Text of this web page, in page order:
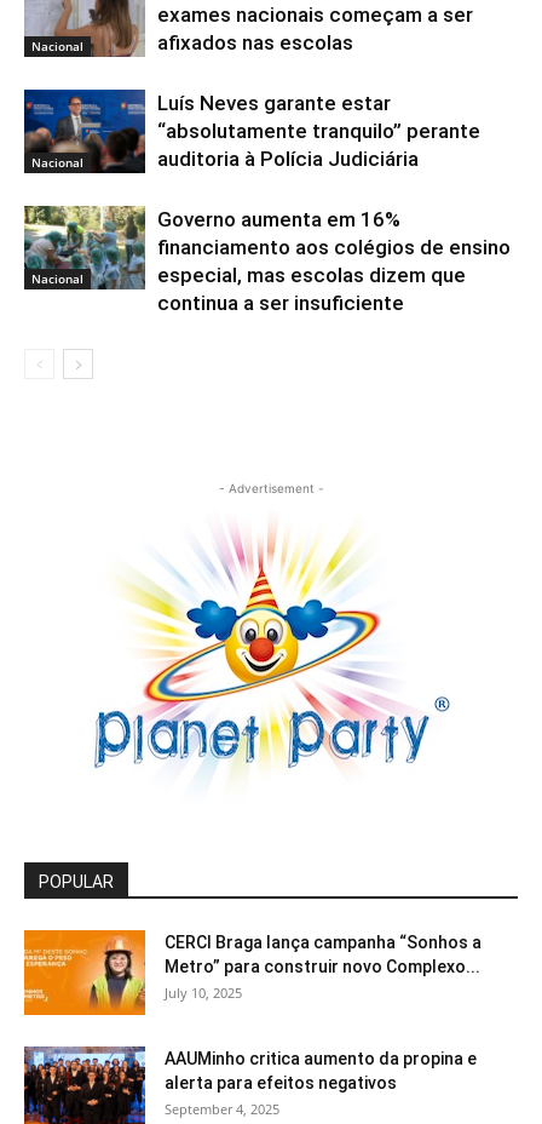
Nacional
exames nacionais começam a ser
afixados nas escolas
Nacional
Luís Neves garante estar
“absolutamente tranquilo” perante
auditoria à Polícia Judiciária
Nacional
Governo aumenta em 16%
financiamento aos colégios de ensino
especial, mas escolas dizem que
continua a ser insuficiente
- Advertisement -
POPULAR
CERCI Braga lança campanha “Sonhos a
Metro” para construir novo Complexo...
July 10, 2025
AAUMinho critica aumento da propina e
alerta para efeitos negativos
September 4, 2025